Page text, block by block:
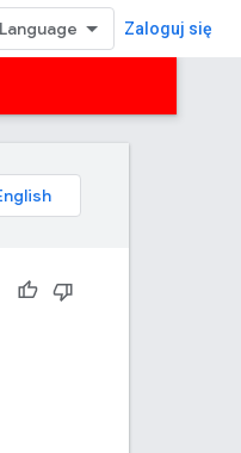
Zaloguj się